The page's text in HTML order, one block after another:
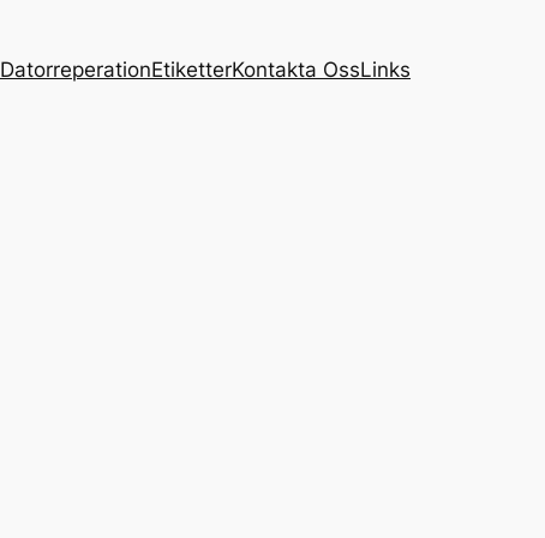
DatorreperationEtiketterKontakta OssLinks